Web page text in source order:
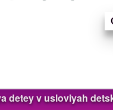
detey v usloviyah